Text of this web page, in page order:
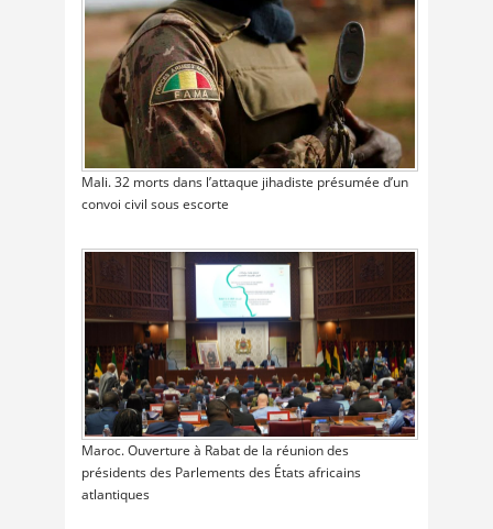
Mali. 32 morts dans l’attaque jihadiste présumée d’un
convoi civil sous escorte
Maroc. Ouverture à Rabat de la réunion des
présidents des Parlements des États africains
atlantiques